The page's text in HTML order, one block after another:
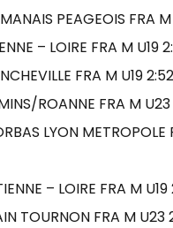
PEAGEOIS FRA
– LOIRE FRA M U19
FRA M U19
ROANNE FRA M
LYON METROPOLE
– LOIRE FRA M
TOURNON FRA M